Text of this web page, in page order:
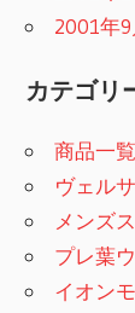
2001年9
カテゴリ
商品一覧
ヴェル
メンズ
プレ葉
イオン